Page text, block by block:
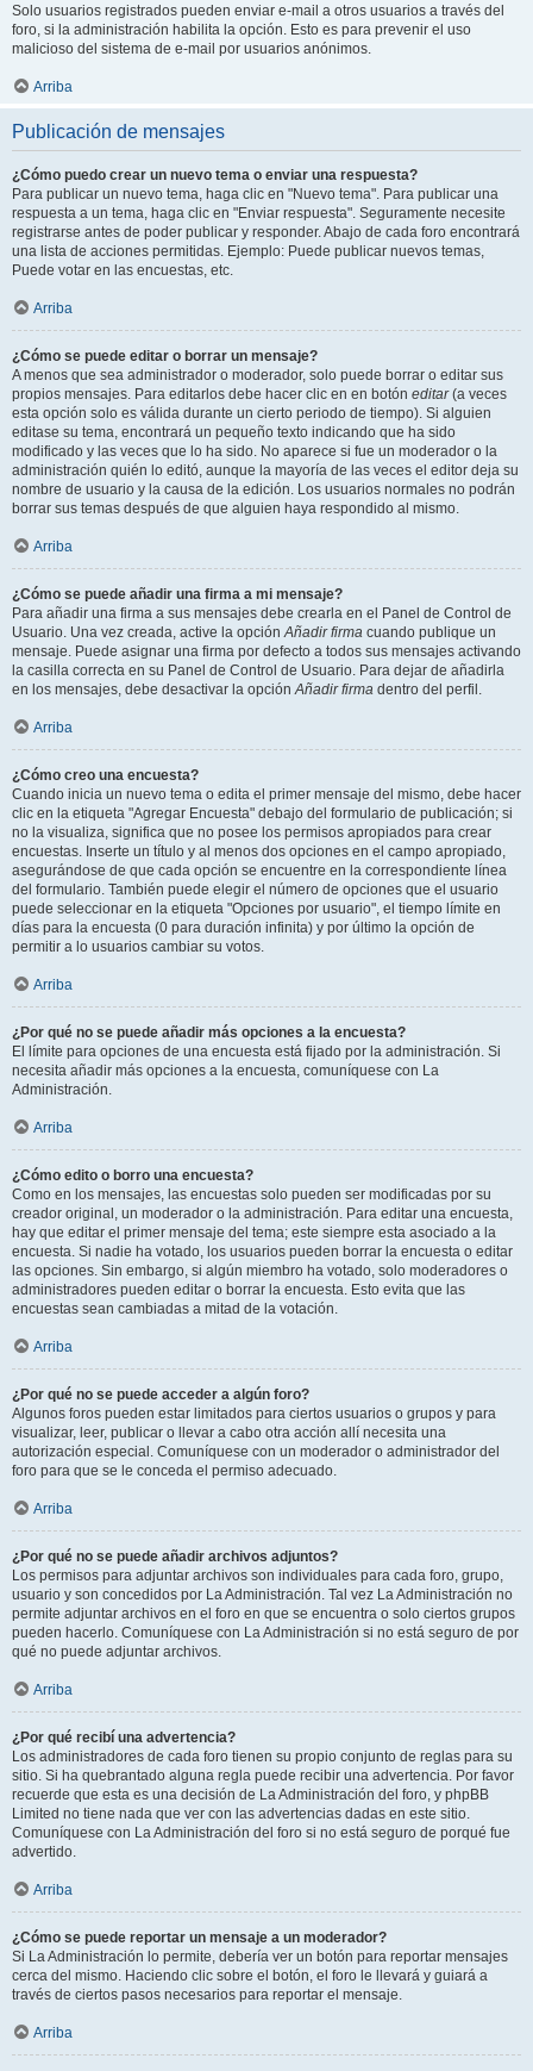
Solo usuarios registrados pueden enviar e-mail a otros usuarios a través del
foro, si la administración habilita la opción. Esto es para prevenir el uso
malicioso del sistema de e-mail por usuarios anónimos.
Arriba
Publicación de mensajes
¿Cómo puedo crear un nuevo tema o enviar una respuesta?
Para publicar un nuevo tema, haga clic en "Nuevo tema". Para publicar una
respuesta a un tema, haga clic en "Enviar respuesta". Seguramente necesite
registrarse antes de poder publicar y responder. Abajo de cada foro encontrará
una lista de acciones permitidas. Ejemplo: Puede publicar nuevos temas,
Puede votar en las encuestas, etc.
Arriba
¿Cómo se puede editar o borrar un mensaje?
A menos que sea administrador o moderador, solo puede borrar o editar sus
propios mensajes. Para editarlos debe hacer clic en en botón editar(a veces
esta opción solo es válida durante un cierto periodo de tiempo). Si alguien
editase su tema, encontrará un pequeño texto indicando que ha sido
modificado y las veces que lo ha sido. No aparece si fue un moderador o la
administración quién lo editó, aunque la mayoría de las veces el editor deja su
nombre de usuario y la causa de la edición. Los usuarios normales no podrán
borrar sus temas después de que alguien haya respondido al mismo.
Arriba
¿Cómo se puede añadir una firma a mi mensaje?
Para añadir una firma a sus mensajes debe crearla en el Panel de Control de
Usuario. Una vez creada, active la opciónAñadir firma cuando publique un
mensaje. Puede asignar una firma por defecto a todos sus mensajes activando
la casilla correcta en su Panel de Control de Usuario. Para dejar de añadirla
en los mensajes, debe desactivar la opciónAñadir firma dentro del perfil.
Arriba
¿Cómo creo una encuesta?
Cuando inicia un nuevo tema o edita el primer mensaje del mismo, debe hacer
clic en la etiqueta "Agregar Encuesta" debajo del formulario de publicación; si
no la visualiza, significa que no posee los permisos apropiados para crear
encuestas. Inserte un título y al menos dos opciones en el campo apropiado,
asegurándose de que cada opción se encuentre en la correspondiente línea
del formulario. También puede elegir el número de opciones que el usuario
puede seleccionar en la etiqueta "Opciones por usuario", el tiempo límite en
días para la encuesta (0 para duración infinita) y por último la opción de
permitir a lo usuarios cambiar su votos.
Arriba
¿Por qué no se puede añadir más opciones a la encuesta?
El límite para opciones de una encuesta está fijado por la administración. Si
necesita añadir más opciones a la encuesta, comuníquese con La
Administración.
Arriba
¿Cómo edito o borro una encuesta?
Como en los mensajes, las encuestas solo pueden ser modificadas por su
creador original, un moderador o la administración. Para editar una encuesta,
hay que editar el primer mensaje del tema; este siempre esta asociado a la
encuesta. Si nadie ha votado, los usuarios pueden borrar la encuesta o editar
las opciones. Sin embargo, si algún miembro ha votado, solo moderadores o
administradores pueden editar o borrar la encuesta. Esto evita que las
encuestas sean cambiadas a mitad de la votación.
Arriba
¿Por qué no se puede acceder a algún foro?
Algunos foros pueden estar limitados para ciertos usuarios o grupos y para
visualizar, leer, publicar o llevar a cabo otra acción allí necesita una
autorización especial. Comuníquese con un moderador o administrador del
foro para que se le conceda el permiso adecuado.
Arriba
¿Por qué no se puede añadir archivos adjuntos?
Los permisos para adjuntar archivos son individuales para cada foro, grupo,
usuario y son concedidos por La Administración. Tal vez La Administración no
permite adjuntar archivos en el foro en que se encuentra o solo ciertos grupos
pueden hacerlo. Comuníquese con La Administración si no está seguro de por
qué no puede adjuntar archivos.
Arriba
¿Por qué recibí una advertencia?
Los administradores de cada foro tienen su propio conjunto de reglas para su
sitio. Si ha quebrantado alguna regla puede recibir una advertencia. Por favor
recuerde que esta es una decisión de La Administración del foro, y phpBB
Limited no tiene nada que ver con las advertencias dadas en este sitio.
Comuníquese con La Administración del foro si no está seguro de porqué fue
advertido.
Arriba
¿Cómo se puede reportar un mensaje a un moderador?
Si La Administración lo permite, debería ver un botón para reportar mensajes
cerca del mismo. Haciendo clic sobre el botón, el foro le llevará y guiará a
través de ciertos pasos necesarios para reportar el mensaje.
Arriba